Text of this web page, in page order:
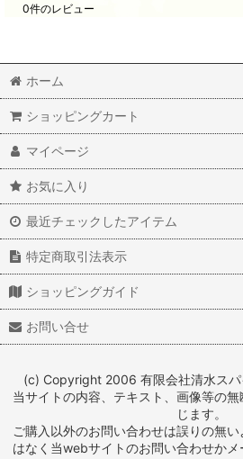
0件のレビュー
ホーム
ショッピングカート
マイページ
お気に入り
最近チェックしたアイテム
特定商取引法表示
ショッピングガイド
お問い合せ
(c) Copyright 2006 有限会社清水ス
当サイトの内容、テキスト、画像等の
じます。
ご購入以外のお問い合わせは誤りの無
はなく当webサイトのお問い合わせかメ